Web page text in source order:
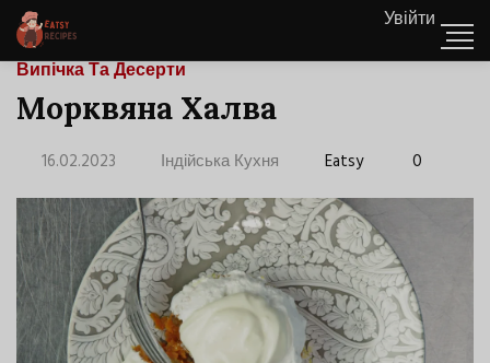
Увійти
Випічка Та Десерти
Морквяна Халва
16.02.2023 Індійська Кухня Eatsy 0